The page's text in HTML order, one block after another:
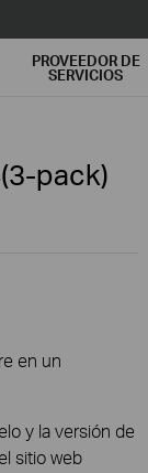
PROVEEDOR DE
SERVICIOS
pack)
en un
y la versión de
sitio web